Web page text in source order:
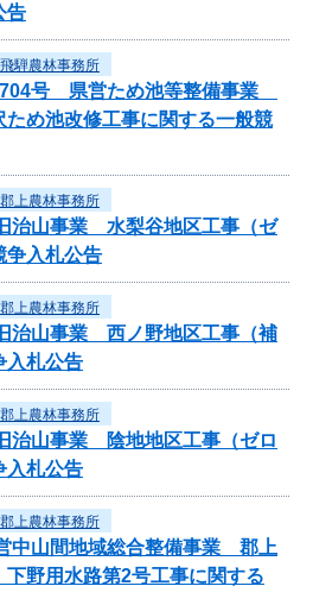
告
飛騨農林事務所
号 県営ため池等整備事業
め池改修工事に関する一般競
郡上農林事務所
治山事業 水梨谷地区工事（ゼ
争入札公告
郡上農林事務所
治山事業 西ノ野地区工事（補
入札公告
郡上農林事務所
治山事業 陰地地区工事（ゼロ
入札公告
郡上農林事務所
中山間地域総合整備事業 郡上
野用水路第2号工事に関する